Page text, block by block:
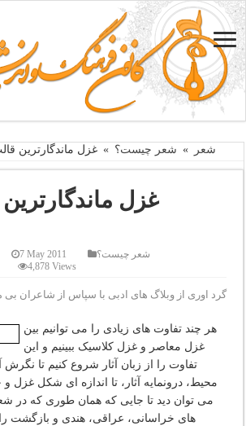
شعر » شعر چیست؟ » غزل ماندگارترین
غزل
7 May 2011
شعر چیست؟
4,878 Views
گرد اوری از وبلاگ های ادبی با سپاس از شاعران بی
هر چند تفاوت های زیادی را می توانیم بین
غزل معاصر و غزل کلاسیک ببینیم و این
تفاوت را از زبان آثار شروع کنیم تا
محیط، درونمایه آثار، تا اندازه ای شکل غزل و
می توان دید تا جایی که همان طوری که در
های خراسانی، عراقی، هندی و بازگشت